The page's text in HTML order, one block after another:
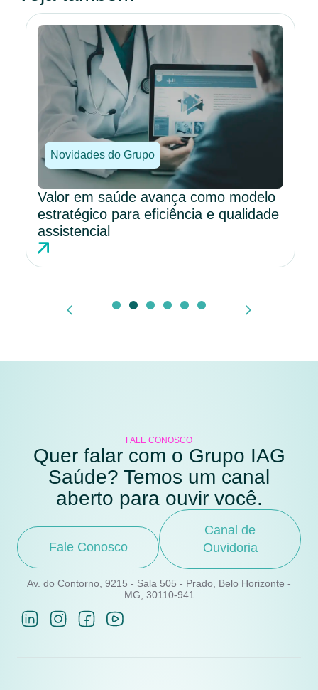
Novidades do Grupo
Valor em saúde avança como modelo
estratégico para eficiência e qualidade
assistencial
FALE CONOSCO
Quer falar com o Grupo IAG
Saúde? Temos um canal
aberto para ouvir você.
Fale Conosco
Canal de
Ouvidoria
Av. do Contorno, 9215 - Sala 505 - Prado, Belo Horizonte -
MG, 30110-941